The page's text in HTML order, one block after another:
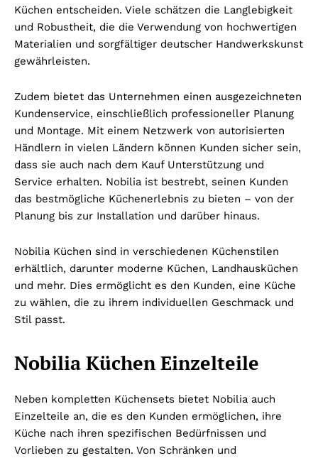
Küchen entscheiden. Viele schätzen die Langlebigkeit
und Robustheit, die die Verwendung von hochwertigen
Materialien und sorgfältiger deutscher Handwerkskunst
gewährleisten.
Zudem bietet das Unternehmen einen ausgezeichneten
Kundenservice, einschließlich professioneller Planung
und Montage. Mit einem Netzwerk von autorisierten
Händlern in vielen Ländern können Kunden sicher sein,
dass sie auch nach dem Kauf Unterstützung und
Service erhalten. Nobilia ist bestrebt, seinen Kunden
das bestmögliche Küchenerlebnis zu bieten – von der
Planung bis zur Installation und darüber hinaus.
Nobilia Küchen sind in verschiedenen Küchenstilen
erhältlich, darunter moderne Küchen, Landhausküchen
und mehr. Dies ermöglicht es den Kunden, eine Küche
zu wählen, die zu ihrem individuellen Geschmack und
Stil passt.
Nobilia Küchen Einzelteile
Neben kompletten Küchensets bietet Nobilia auch
Einzelteile an, die es den Kunden ermöglichen, ihre
Küche nach ihren spezifischen Bedürfnissen und
Vorlieben zu gestalten. Von Schränken und